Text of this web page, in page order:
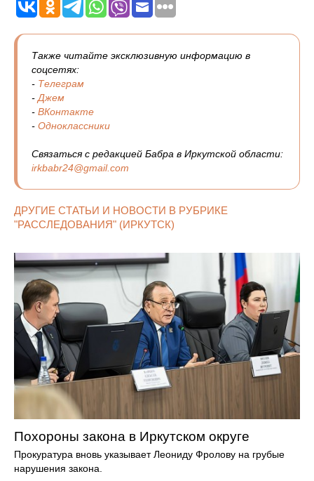
Также читайте эксклюзивную информацию в
соцсетях:
- Телеграм
-Джем
- ВКонтакте
- Одноклассники
Связаться с редакцией Бабра в Иркутской области:
irkbabr24@gmail.com
ДРУГИЕ СТАТЬИ И НОВОСТИ В РУБРИКЕ
"РАССЛЕДОВАНИЯ" (ИРКУТСК)
Похороны закона в Иркутском округе
Прокуратура вновь указывает Леониду Фролову на грубые
нарушения закона.